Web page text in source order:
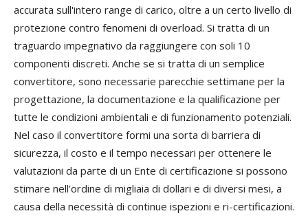
accurata sull'intero range di carico, oltre a un certo livello di
protezione contro fenomeni di overload. Si tratta di un
traguardo impegnativo da raggiungere con soli 10
componenti discreti. Anche se si tratta di un semplice
convertitore, sono necessarie parecchie settimane per la
progettazione, la documentazione e la qualificazione per
tutte le condizioni ambientali e di funzionamento potenziali.
Nel caso il convertitore formi una sorta di barriera di
sicurezza, il costo e il tempo necessari per ottenere le
valutazioni da parte di un Ente di certificazione si possono
stimare nell'ordine di migliaia di dollari e di diversi mesi, a
causa della necessità di continue ispezioni e ri-certificazioni.